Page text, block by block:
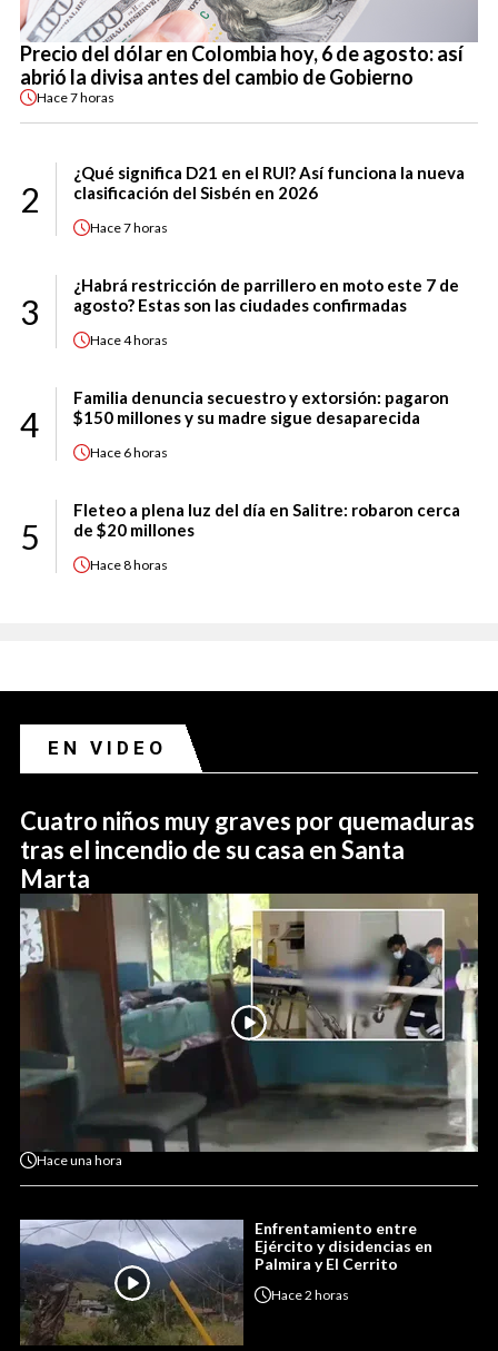
Precio del dólar en Colombia hoy, 6 de agosto: así
abrió la divisa antes del cambio de Gobierno
Hace7 horas
2
¿Qué significa D21 en el RUI? Así funciona la nueva
clasificación del Sisbén en 2026
Hace7 horas
3
¿Habrá restricción de parrillero en moto este 7 de
agosto? Estas son las ciudades confirmadas
Hace4 horas
4
Familia denuncia secuestro y extorsión: pagaron
$150 millones y su madre sigue desaparecida
Hace 6 horas
5
Fleteo a plena luz del día en Salitre: robaron cerca
de $20 millones
Hace8 horas
EN VIDEO
Cuatro niños muy graves por quemaduras
tras el incendio de su casa en Santa
Marta
Haceuna hora
Enfrentamiento entre
Ejército y disidencias en
Palmira y El Cerrito
Hace2 horas